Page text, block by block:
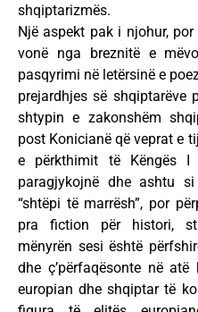
shqiptarizmës.
Një aspekt pak i njohur,
vonë nga breznitë e
pasqyrimi në letërsinë e
prejardhjes së shqiptarëve
shtypin e zakonshëm
post Konicianë që veprat e
e përkthimit të Këngës I
paragjykojnë dhe ashtu
“shtëpi të marrësh”, por
pra fiction për histori,
mënyrën sesi është
dhe ç’përfaqësonte në
europian dhe shqiptar të